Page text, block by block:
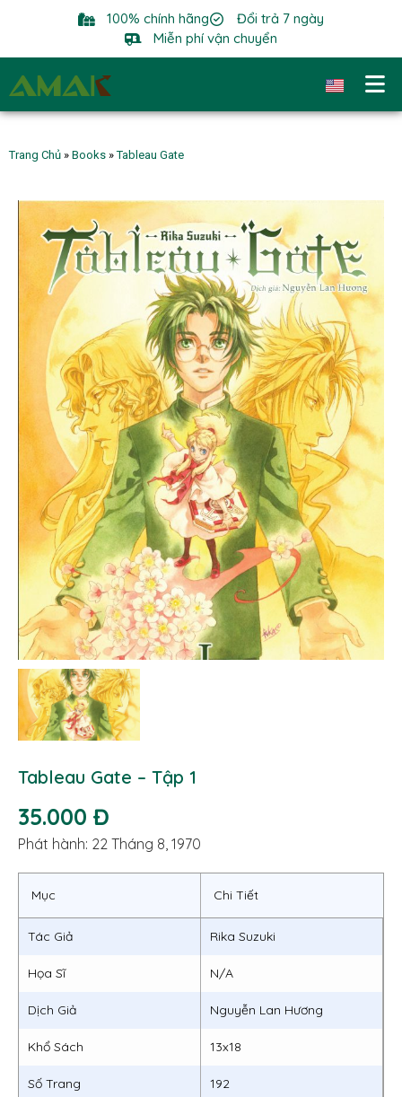
100% chính hãng
Đổi trả 7 ngày
Miễn phí vận chuyển
Trang Chủ » Books »Tableau Gate
Tableau Gate – Tập 1
35.000 Đ
Phát hành: 22 Tháng 8, 1970
Mục Chi Tiết
Tác Giả Rika Suzuki
Họa Sĩ N/A
Dịch Giả Nguyễn Lan Hương
Khổ Sách 13x18
Số Trang 192